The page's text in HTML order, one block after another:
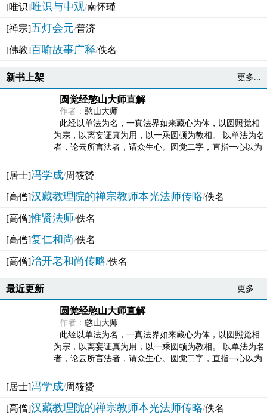
[唯识]唯识与中观/南怀瑾
[禅宗]五灯会元/普济
[佛教]百喻故事广释/佚名
新书上架 更多...
圆觉经憨山大师直解
作者： 憨山大师
此经以单法为名，一真法界如来藏心为体，以圆照觉相
为宗，以离妄证真为用，以一乘圆顿为教相。 以单法为名
者，论云所言法者，谓众生心。圆觉二字，直指一心以为
[居士]冯学成/周筱赟
[高僧]汉藏教理院的禅宗教师本光法师传略/佚名
[高僧]惟贤法师/佚名
[高僧]复仁和尚/佚名
[高僧]冶开老和尚传略/佚名
最近更新 更多...
圆觉经憨山大师直解
作者： 憨山大师
此经以单法为名，一真法界如来藏心为体，以圆照觉相
为宗，以离妄证真为用，以一乘圆顿为教相。 以单法为名
者，论云所言法者，谓众生心。圆觉二字，直指一心以为
[居士]冯学成/周筱赟
[高僧]汉藏教理院的禅宗教师本光法师传略/佚名